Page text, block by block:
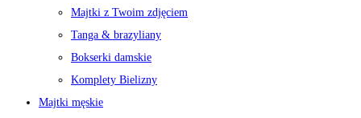
Majtki z Twoim zdjęciem
Tanga & brazyliany
Bokserki damskie
Komplety Bielizny
Majtki męskie